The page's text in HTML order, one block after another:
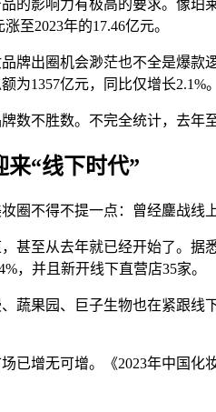
的影响力有极高的要求。像珀
至2023年的17.46亿元。
牌出圈机会渺茫也不全是爆款
为1357亿元，同比仅增长2.1%。
数不胜数。不完全统计，去
来“线下时代”
圈不得不提一点：曾经鏖战线
甚至从去年就已经开始了。据
，并且新开线下直营店35家。
蔬果园、巨子生物也在紧跟线
已增无可增。《2023年中国